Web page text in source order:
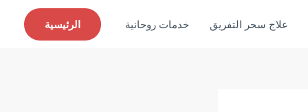
علاج سحر التفريق خدمات روحانية الرئيسية